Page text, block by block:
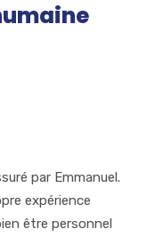
par Emmanuel.
expérience
être personnel